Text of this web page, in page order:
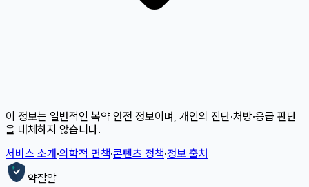
이 정보는 일반적인 복약 안전 정보이며, 개인의 진단·처방·응급 판단
을 대체하지 않습니다.
서비스 소개·의학적 면책·콘텐츠 정책·정보 출처
약잘알